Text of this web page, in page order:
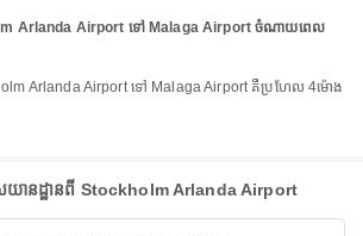
Arlanda Airport ទៅ Malaga Airport ចំណាយពេល
យានដ្ឋានពី Stockholm Arlanda Airport